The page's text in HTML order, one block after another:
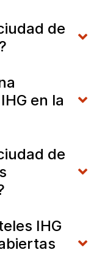
de
en la
de
IHG